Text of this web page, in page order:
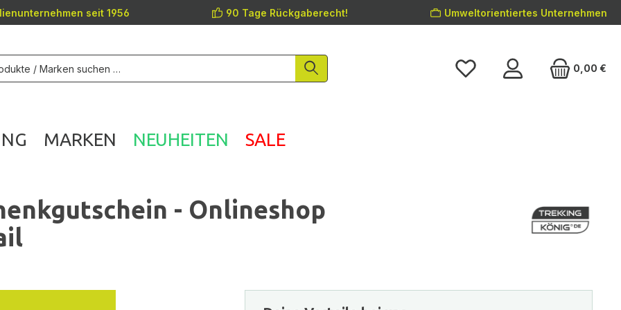
seit 1956 90 Tage Rückgaberecht! Umweltorientiertes Unternehmen
0,00 €
MARKEN NEUHEITEN SALE
- Onlineshop